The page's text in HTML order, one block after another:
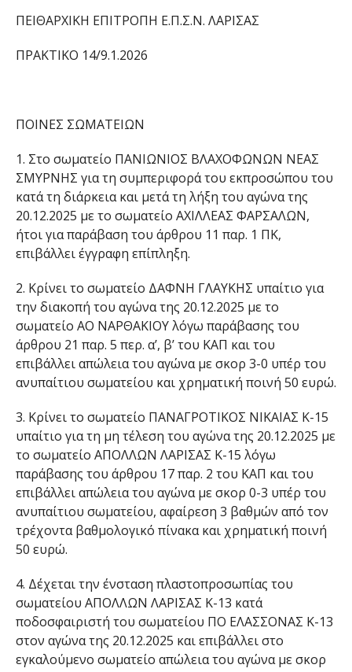
ΠΕΙΘΑΡΧΙΚΗ ΕΠΙΤΡΟΠΗ Ε.Π.Σ.Ν. ΛΑΡΙΣΑΣ
ΠΡΑΚΤΙΚΟ 14/9.1.2026
ΠΟΙΝΕΣ ΣΩΜΑΤΕΙΩΝ
1. Στο σωματείο ΠΑΝΙΩΝΙΟΣ ΒΛΑΧΟΦΩΝΩΝ ΝΕΑΣ
ΣΜΥΡΝΗΣ για τη συμπεριφορά του εκπροσώπου του
κατά τη διάρκεια και μετά τη λήξη του αγώνα της
20.12.2025 με το σωματείο ΑΧΙΛΛΕΑΣ ΦΑΡΣΑΛΩΝ,
ήτοι για παράβαση του άρθρου 11 παρ. 1 ΠΚ,
επιβάλλει έγγραφη επίπληξη.
2. Κρίνει το σωματείο ΔΑΦΝΗ ΓΛΑΥΚΗΣ υπαίτιο για
την διακοπή του αγώνα της 20.12.2025 με το
σωματείο ΑΟ ΝΑΡΘΑΚΙΟΥ λόγω παράβασης του
άρθρου 21 παρ. 5 περ. α’, β’ του ΚΑΠ και του
επιβάλλει απώλεια του αγώνα με σκορ 3-0 υπέρ του
ανυπαίτιου σωματείου και χρηματική ποινή 50 ευρώ.
3. Κρίνει το σωματείο ΠΑΝΑΓΡΟΤΙΚΟΣ ΝΙΚΑΙΑΣ Κ-15
υπαίτιο για τη μη τέλεση του αγώνα της 20.12.2025 με
το σωματείο ΑΠΟΛΛΩΝ ΛΑΡΙΣΑΣ Κ-15 λόγω
παράβασης του άρθρου 17 παρ. 2 του ΚΑΠ και του
επιβάλλει απώλεια του αγώνα με σκορ 0-3 υπέρ του
ανυπαίτιου σωματείου, αφαίρεση 3 βαθμών από τον
τρέχοντα βαθμολογικό πίνακα και χρηματική ποινή
50 ευρώ.
4. Δέχεται την ένσταση πλαστοπροσωπίας του
σωματείου ΑΠΟΛΛΩΝ ΛΑΡΙΣΑΣ Κ-13 κατά
ποδοσφαιριστή του σωματείου ΠΟ ΕΛΑΣΣΟΝΑΣ Κ-13
στον αγώνα της 20.12.2025 και επιβάλλει στο
εγκαλούμενο σωματείο απώλεια του αγώνα με σκορ